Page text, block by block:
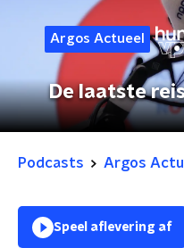
Argos Actueel
De laatste
Podcasts Argos
Speel aflevering af